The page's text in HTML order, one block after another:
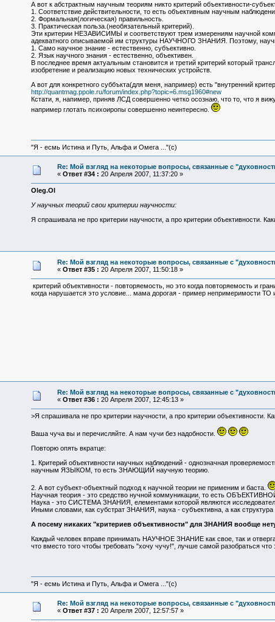
А вот к абстрактным научным теориям никто критерий объективности-
1. Соответствие действительности, то есть объективным научным
2. Формальная(логическая) правильность.
3. Практическая польза.(необязательный критерий).
Эти критерии НЕЗАВИСИМЫ и соответствуют трем измерениям научной
адекватного описываемой им структуры НАУЧНОГО ЗНАНИЯ. Поэтому,
1. Само научное знание - естественно, субъективно.
2. Язык научного знания - естественно, объективен.
В последнее время актуальным становится и третий критерий который
изобретение и реализацию новых технических устройств.
А вот для конкретного суббъкта(для меня, например) есть "внутренний
http://quantmag.ppole.ru/forum/index.php?topic=6.msg1960#new
Кстати, я, напимер, приняв ЛСД совершенно четко осознаю, что то, что я
например глотать психоиропы совершенно неинтересно.
"Я - есмь Истина и Путь, Альфа и Омега ..."(с)
Re: Мой взгляд на некоторые вопросы, связанные с
« Ответ #34 : 20 Апреля 2007, 11:37:20 »
Oleg.Ol
У научных теорий свои критерии научности:
Я спрашивала не про критерии научности, а про критерии объективности.
Re: Мой взгляд на некоторые вопросы, связанные с
« Ответ #35 : 20 Апреля 2007, 11:50:18 »
критерий объективности - повторяемость, но это когда повторяемость и
когда нарушается это условие... мама дорогая - пример непримеримости ТО
Re: Мой взгляд на некоторые вопросы, связанные с
« Ответ #36 : 20 Апреля 2007, 12:45:13 »
>Я спрашивала не про критерии научности, а про критерии объективности.
Ваша чуча вы и перечисляйте. А нам чучи без надобности.
Повторю опять вкратце:
1. Критерий объективности научных наблюдений - однозначная
научным ЯЗЫКОМ, то есть ЗНАЮЩИЙ научную теорию.
2. А вот субъект-объектный подход к научной теории не применим и баста.
Научная теория - это средство нучной коммуникации, то есть
Наука - это СИСТЕМА ЗНАНИЯ, елементами которой являются
Иными словами, как субстрат ЗНАНИЯ, наука - субъективна, а как
А посему никаких "критериев объективности" для ЗНАНИЯ вообще
Каждый человек вправе принимать НАУЧНОЕ ЗНАНИЕ как свое, так и
что вместо того чтобы требовать "хочу чучу!", лучше самой разобраться что
"Я - есмь Истина и Путь, Альфа и Омега ..."(с)
Re: Мой взгляд на некоторые вопросы, связанные с
« Ответ #37 : 20 Апреля 2007, 12:57:57 »